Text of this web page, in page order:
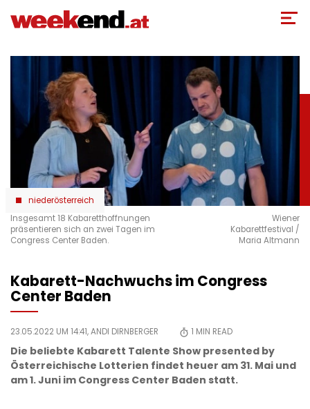
zum
niederösterreich
Insgesamt 18 Kabaretthoffnungen
präsentieren sich an zwei Tagen im
Congress Center Baden.
Wiener
Kabarettfestival /
Maria Altmann
Kabarett-Nachwuchs im Congress
Center Baden
23.05.2022 UM 14:41,ANDI DIRNBERGER 1 MIN READ
Die beliebte Kabarett Talente Show presented by
Österreichische Lotterien findet heuer am 31. Mai und
am 1. Juni im Congress Center Baden statt.